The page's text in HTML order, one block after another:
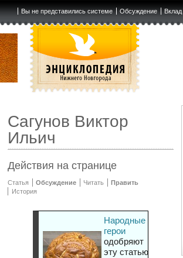
Вы не представились системе Обсуждение Вклад
Сагунов Виктор
Ильич
Действия на странице
Статья Обсуждение Читать
Править
История
Народные
герои
одобряют
эту статью